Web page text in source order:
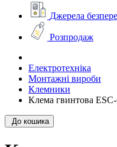
Джерела
Розпродаж
Електротехніка
Монтажні вироби
Клемники
Клема гвинтова
До кошика